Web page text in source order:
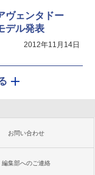
ヴェンタドー
デル発表
2012年11月14日
お問い合わせ
編集部へのご連絡